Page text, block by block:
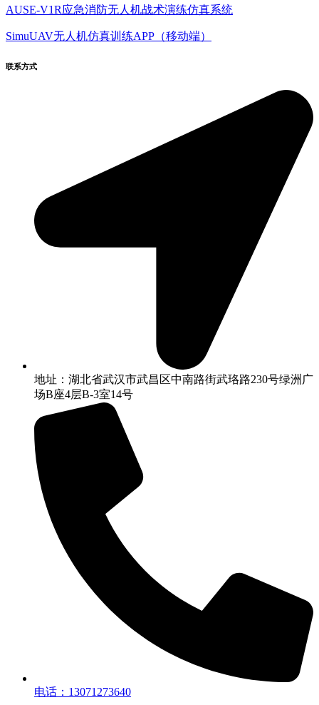
AUSE-V1R应急消防无人机战术演练仿真系统
SimuUAV无人机仿真训练APP（移动端）
联系方式
地址：湖北省武汉市武昌区中南路街武珞路230号绿洲广
场B座4层B-3室14号
电话：13071273640